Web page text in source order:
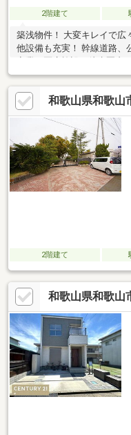
2階建て
築浅物件！ 大変キレイで広
他設備も充実！ 幹線道路
商業、医療施設も徒歩圏内
和歌山県和歌山
2階建て
和歌山県和歌山